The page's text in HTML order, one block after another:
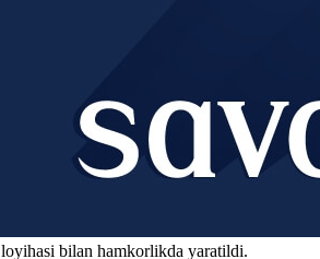
loyihasi bilan hamkorlikda yaratildi.